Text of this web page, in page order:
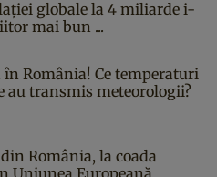
globale la 4 miliarde i-
mai bun ...
în România! Ce temperaturi
au transmis meteorologii?
România, la coada
Uniunea Europeană